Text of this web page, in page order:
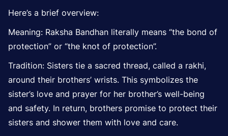
Here’s a brief overview:
Meaning: Raksha Bandhan literally means “the bond of
protection” or “the knot of protection”.
Tradition: Sisters tie a sacred thread, called a rakhi,
around their brothers’ wrists. This symbolizes the
sister’s love and prayer for her brother’s well-being
and safety. In return, brothers promise to protect their
sisters and shower them with love and care.